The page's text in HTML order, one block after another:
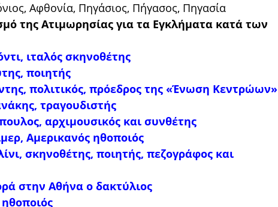
Αφθονία, Πηγάσιος, Πήγασος, Πηγασία
της Ατιμωρησίας για τα Εγκλήματα κατά των
ιταλός σκηνοθέτης
ποιητής
πολιτικός, πρόεδρος της «Ένωση Κεντρώων»
τραγουδιστής
αρχιμουσικός και συνθέτης
Αμερικανός ηθοποιός
σκηνοθέτης, ποιητής, πεζογράφος και
στην Αθήνα ο δακτύλιος